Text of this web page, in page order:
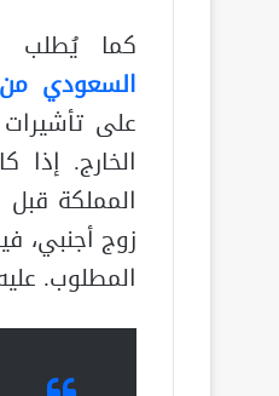
كما
السعودي
على
الخارج. إذا
المملكة
زوج أجنبي،
المطلوب.